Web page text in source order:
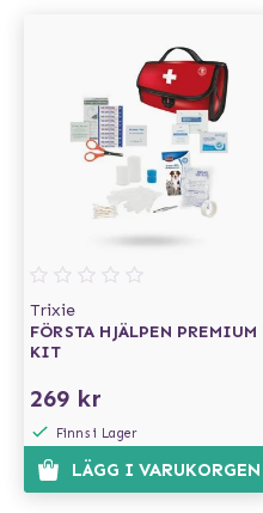
Trixie
FÖRSTA HJÄLPEN PREMIUM
KIT
269 kr
Finns i Lager
LÄGG I VARUKORGEN